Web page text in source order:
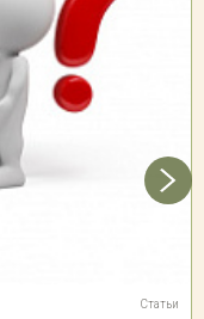
Статьи